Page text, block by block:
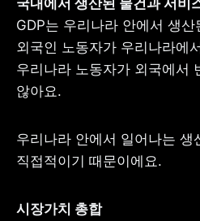
GDP는 우리나라 안에서 생
외국인 노동자가 우리나라에
우리나라 노동자가 외국에서
않아요.
우리나라 안에서 일어나는 생
직접적이기 때문이에요.